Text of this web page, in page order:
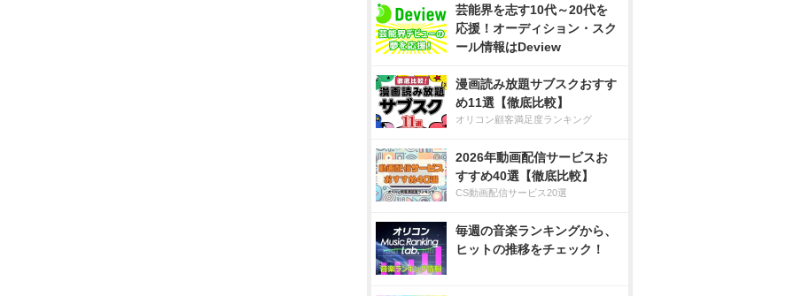
芸能界を志す10代～20代を
応援！オーディション・スク
ール情報はDeview
漫画読み放題サブスクおすす
め11選【徹底比較】
オリコン顧客満足度ランキング
2026年動画配信サービスお
すすめ40選【徹底比較】
CS動画配信サービス20選
毎週の音楽ランキングから、
ヒットの推移をチェック！